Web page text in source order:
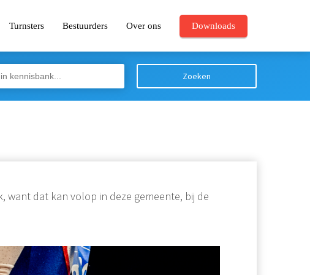
Turnsters Bestuurders Over ons Downloads
Zoeken
want dat kan volop in deze gemeente, bij de